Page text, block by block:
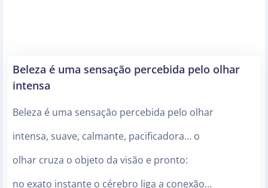
Beleza é uma sensação percebida pelo olhar
intensa
Beleza é uma sensação percebida pelo olhar
intensa, suave, calmante, pacificadora… o
olhar cruza o objeto da visão e pronto:
no exato instante o cérebro liga a conexão…